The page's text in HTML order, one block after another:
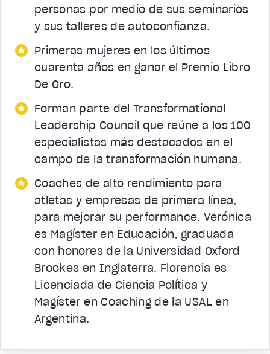
personas por medio de sus seminarios
y sus talleres de autoconfianza.
Primeras mujeres en los últimos
cuarenta años en ganar el Premio Libro
De Oro.
Forman parte del Transformational
Leadership Council que reúne a los 100
especialistas más destacados en el
campo de la transformación humana.
Coaches de alto rendimiento para
atletas y empresas de primera línea,
para mejorar su performance. Verónica
es Magíster en Educación, graduada
con honores de la Universidad Oxford
Brookes en Inglaterra. Florencia es
Licenciada de Ciencia Política y
Magíster en Coaching de la USAL en
Argentina.